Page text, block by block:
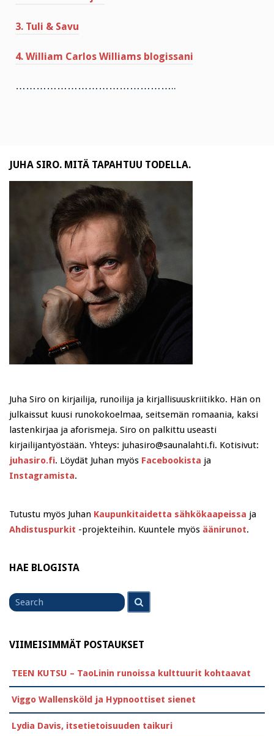
3. Tuli & Savu
4. William Carlos Williams blogissani
………………………………………..
JUHA SIRO. MITÄ TAPAHTUU TODELLA.
Juha Siro on kirjailija, runoilija ja kirjallisuuskriitikko. Hän on
julkaissut kuusi runokokoelmaa, seitsemän romaania, kaksi
lastenkirjaa ja aforismeja. Siro on palkittu useasti
kirjailijantyöstään. Yhteys: juhasiro@saunalahti.fi. Kotisivut:
juhasiro.fi. Löydät Juhan myös Facebookista ja
Instagramista.
Tutustu myös Juhan Kaupunkitaidetta sähkökaapeissa ja
Ahdistuspurkit -projekteihin. Kuuntele myös äänirunot.
HAE BLOGISTA
Search
for
VIIMEISIMMÄT POSTAUKSET
TEEN KUTSU – TaoLinin runoissa kulttuurit kohtaavat
Viggo Wallensköld ja Hypnoottiset sienet
Lydia Davis, itsetietoisuuden taikuri